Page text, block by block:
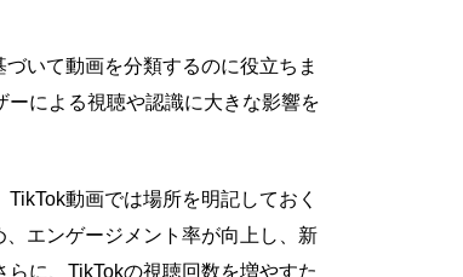
いて動画を分類するのに役立ちま
による視聴や認識に大きな影響を
動画では場所を明記しておく
エンゲージメント率が向上し、新
に、TikTokの視聴回数を増やすた